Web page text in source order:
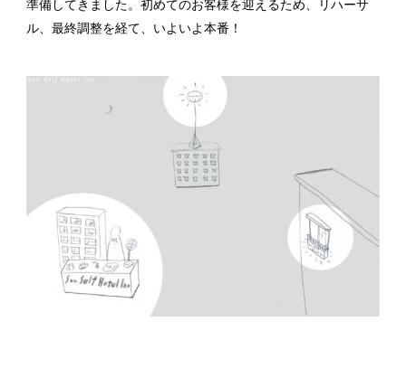
準備してきました。初めてのお客様を迎えるため、リハーサ
ル、最終調整を経て、いよいよ本番！